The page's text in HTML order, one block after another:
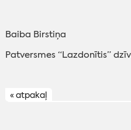
Baiba Birstiņa
Patversmes “Lazdonītis”
« atpakaļ